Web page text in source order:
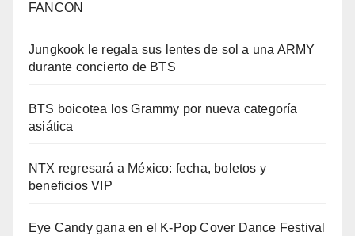
FANCON
Jungkook le regala sus lentes de sol a una ARMY
durante concierto de BTS
BTS boicotea los Grammy por nueva categoría
asiática
NTX regresará a México: fecha, boletos y
beneficios VIP
Eye Candy gana en el K-Pop Cover Dance Festival